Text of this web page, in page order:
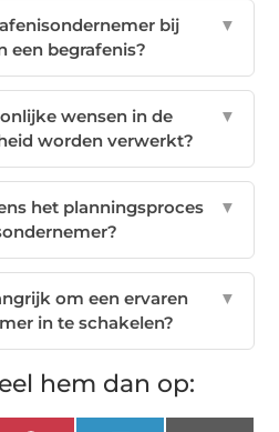
bij
een begrafenis?
▼
wensen in de
worden verwerkt?
▼
het planningsproces
▼
om een ervaren
in te schakelen?
▼
hem dan op: